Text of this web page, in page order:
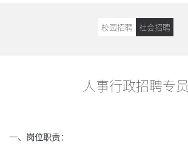
校园招聘 社会招聘
人事行政招聘专员
一、岗位职责：